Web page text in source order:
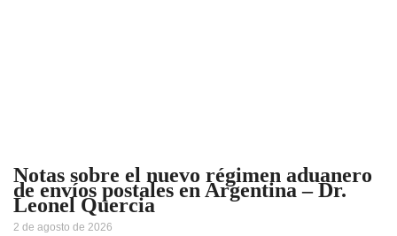
Notas sobre el nuevo régimen aduanero
de envíos postales en Argentina – Dr.
Leonel Quercia
2 de agosto de 2026